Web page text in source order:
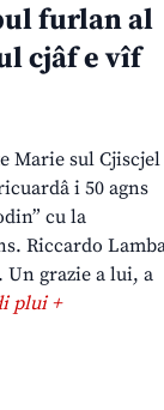
furlan al
cjâf e vîf
Marie sul Cjiscjel
i 50 agns
cu la
Riccardo
Un grazie a lui, a
plui +